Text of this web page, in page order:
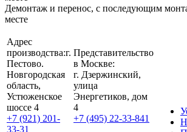
Демонтаж и перенос, с последующим
месте
Адрес
производства:г.
Пестово.
Новгородская
область,
Устюженское
шоссе 4
+7 (921) 201-
33-31
Представительство
в Москве:
г. Дзержинский,
улица
Энергетиков, дом
4
+7 (495) 22-33-841